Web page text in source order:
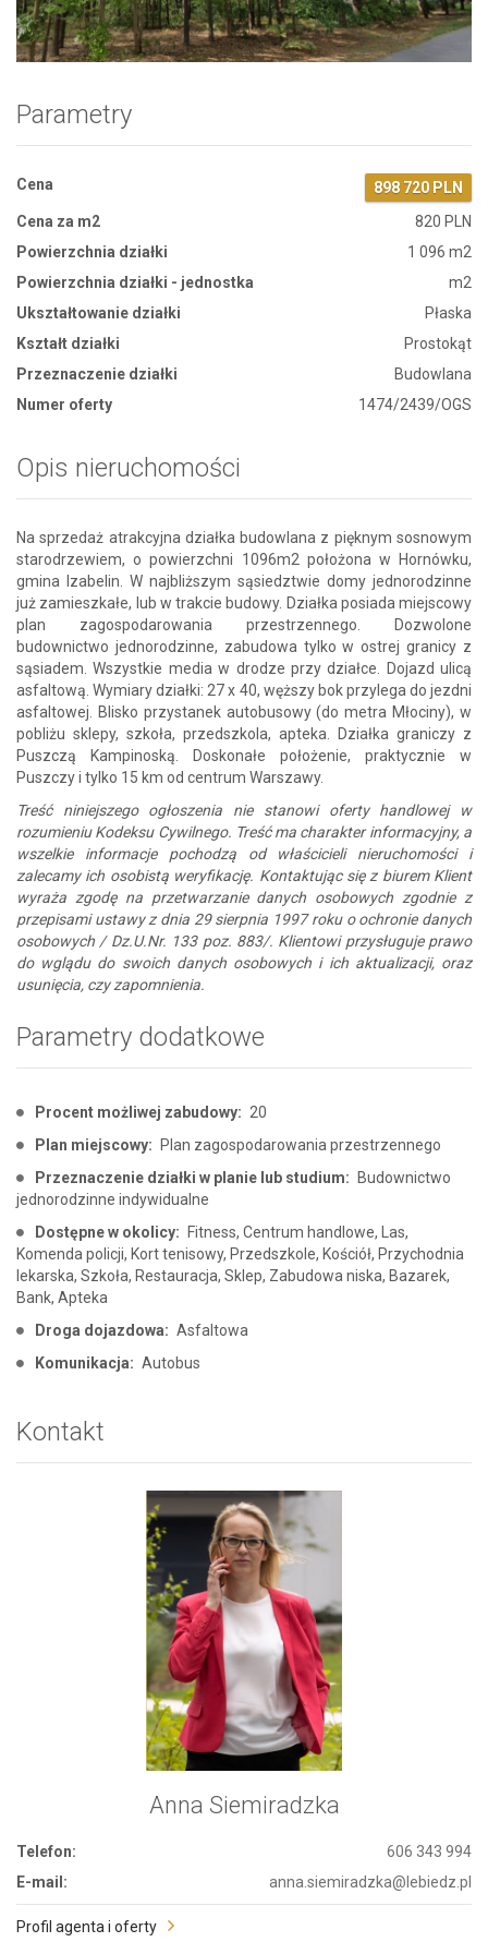
Parametry
Cena
898 720 PLN
Cena za m2
820 PLN
Powierzchnia działki
1 096 m2
Powierzchnia działki - jednostka
m2
Ukształtowanie działki
Płaska
Kształt działki
Prostokąt
Przeznaczenie działki
Budowlana
Numer oferty
1474/2439/OGS
Opis nieruchomości
Na sprzedaż atrakcyjna działka budowlana z pięknym sosnowym
starodrzewiem, o powierzchni 1096m2 położona w Hornówku,
gmina Izabelin. W najbliższym sąsiedztwie domy jednorodzinne
już zamieszkałe, lub w trakcie budowy. Działka posiada miejscowy
plan zagospodarowania przestrzennego. Dozwolone
budownictwo jednorodzinne, zabudowa tylko w ostrej granicy z
sąsiadem. Wszystkie media w drodze przy działce. Dojazd ulicą
asfaltową. Wymiary działki: 27 x 40, węższy bok przylega do jezdni
asfaltowej. Blisko przystanek autobusowy (do metra Młociny), w
pobliżu sklepy, szkoła, przedszkola, apteka. Działka graniczy z
Puszczą Kampinoską. Doskonałe położenie, praktycznie w
Puszczy i tylko 15 km od centrum Warszawy.
Treść niniejszego ogłoszenia nie stanowi oferty handlowej w
rozumieniu Kodeksu Cywilnego. Treść ma charakter informacyjny, a
wszelkie informacje pochodzą od właścicieli nieruchomości i
zalecamy ich osobistą weryfikację. Kontaktując się z biurem Klient
wyraża zgodę na przetwarzanie danych osobowych zgodnie z
przepisami ustawy z dnia 29 sierpnia 1997 roku o ochronie danych
osobowych / Dz.U.Nr. 133 poz. 883/. Klientowi przysługuje prawo
do wglądu do swoich danych osobowych i ich aktualizacji, oraz
usunięcia, czy zapomnienia.
Parametry dodatkowe
Procent możliwej zabudowy: 20
Plan miejscowy: Plan zagospodarowania przestrzennego
Przeznaczenie działki w planie lub studium: Budownictwo
jednorodzinne indywidualne
Dostępne w okolicy: Fitness, Centrum handlowe, Las,
Komenda policji, Kort tenisowy, Przedszkole, Kościół, Przychodnia
lekarska, Szkoła, Restauracja, Sklep, Zabudowa niska, Bazarek,
Bank, Apteka
Droga dojazdowa: Asfaltowa
Komunikacja: Autobus
Kontakt
Anna Siemiradzka
Telefon:
606 343 994
E-mail:
anna.siemiradzka@lebiedz.pl
Profil agenta i oferty